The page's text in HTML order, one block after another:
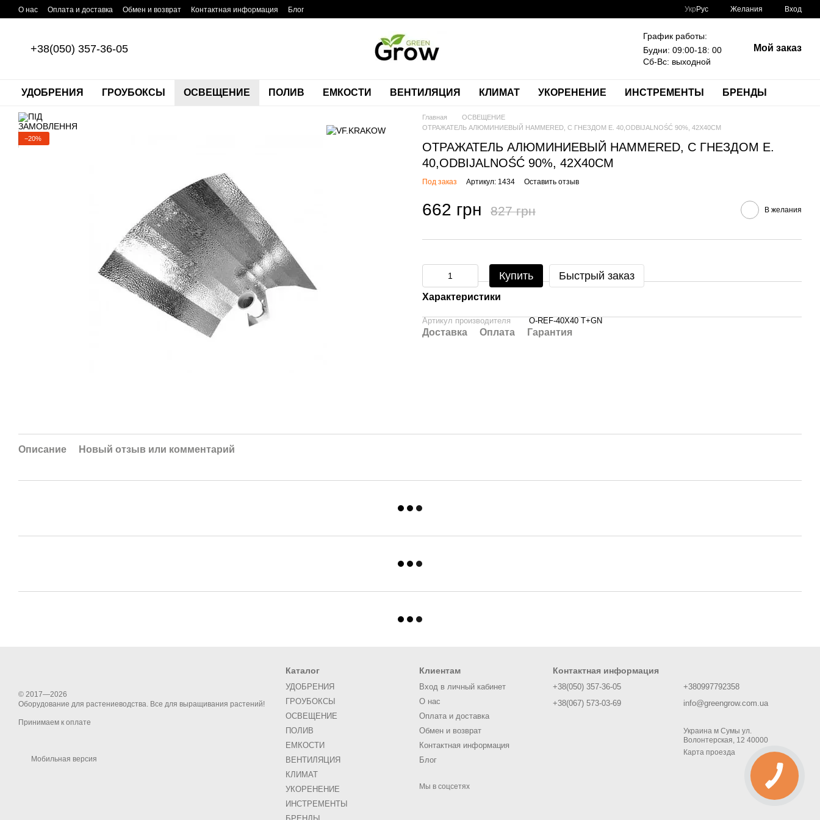
Перейти к основному контенту
О нас Оплата и доставка Обмен и возврат Контактная информация Блог Укр Рус Желания Вход
+38(050) 357-36-05
График работы:
Будни: 09:00-18: 00
Сб-Вс: выходной
Мой заказ
УДОБРЕНИЯ ГРОУБОКСЫ ОСВЕЩЕНИЕ ПОЛИВ ЕМКОСТИ ВЕНТИЛЯЦИЯ КЛИМАТ УКОРЕНЕНИЕ ИНСТРЕМЕНТЫ БРЕНДЫ
−20%
Главная
ОСВЕЩЕНИЕ
ОТРАЖАТЕЛЬ АЛЮМИНИЕВЫЙ HAMMERED, С ГНЕЗДОМ E. 40,ODBIJALNOŚĆ 90%, 42X40CM
ОТРАЖАТЕЛЬ АЛЮМИНИЕВЫЙ HAMMERED, С ГНЕЗДОМ E.
40,ODBIJALNOŚĆ 90%, 42X40CM
Под заказ Артикул: 1434 Оставить отзыв
662 грн 827 грн В желания
Купить Быстрый заказ
Характеристики
Артикул производителя O-REF-40X40 T+GN
Доставка Оплата Гарантия
Описание Новый отзыв или комментарий
© 2017—2026
Оборудование для растениеводства. Все для выращивания растений!
Принимаем к оплате
Мобильная версия
Каталог
УДОБРЕНИЯ
ГРОУБОКСЫ
ОСВЕЩЕНИЕ
ПОЛИВ
ЕМКОСТИ
ВЕНТИЛЯЦИЯ
КЛИМАТ
УКОРЕНЕНИЕ
ИНСТРЕМЕНТЫ
Клиентам
Вход в личный кабинет
О нас
Оплата и доставка
Обмен и возврат
Контактная информация
Блог
Мы в соцсетях
Контактная информация
+38(050) 357-36-05
+38(067) 573-03-69
+380997792358
info@greengrow.com.ua
Украина м Сумы ул.
Волонтерская, 12 40000
Карта проезда